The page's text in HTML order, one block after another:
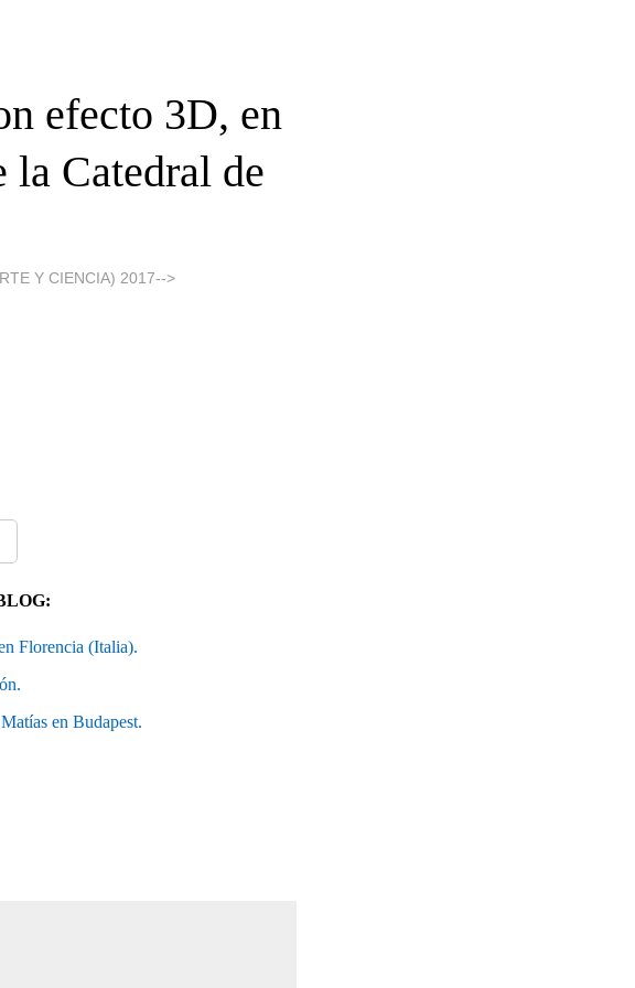
efecto 3D, en
la Catedral de
Y CIENCIA) 2017-->
Florencia (Italia).
en Budapest.